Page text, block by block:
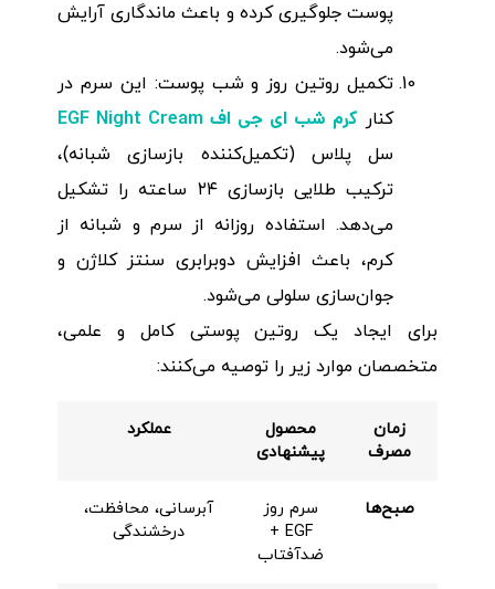
پوست جلوگیری کرده و باعث ماندگاری آرایش
می‌شود.
تکمیل روتین روز و شب پوست: این سرم در
کنار کرم شب ای جی اف EGF Night Cream
سل پلاس (تکمیل‌کننده بازسازی شبانه)،
ترکیب طلایی بازسازی ۲۴ ساعته را تشکیل
می‌دهد. استفاده روزانه از سرم و شبانه از
کرم، باعث افزایش دوبرابری سنتز کلاژن و
جوان‌سازی سلولی می‌شود.
برای ایجاد یک روتین پوستی کامل و علمی،
متخصصان موارد زیر را توصیه می‌کنند:
زمان
مصرف
محصول
پیشنهادی
عملکرد
صبح‌ها
سرم روز
EGF +
ضدآفتاب
آبرسانی، محافظت،
درخشندگی